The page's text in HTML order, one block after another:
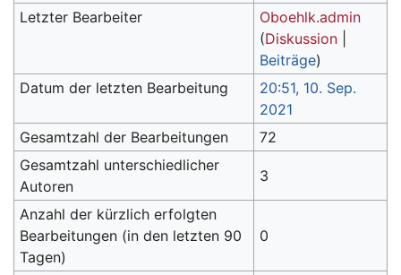
Letzter Bearbeiter
Oboehlk.admin
(Diskussion
Beiträge)
Datum der letzten Bearbeitung
20:51, 10. Sep.
2021
Gesamtzahl der Bearbeitungen
72
Gesamtzahl unterschiedlicher
Autoren
3
Anzahl der kürzlich erfolgten
Bearbeitungen (in den letzten 90
Tagen)
0